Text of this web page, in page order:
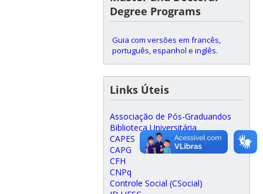
Degree Programs
Guia com versões em francês,
português, espanhol e inglês.
Links Úteis
Associação de Pós-Graduandos
Biblioteca Universitária
CAPES
CAPG
CFH
CNPq
Controle Social (CSocial)